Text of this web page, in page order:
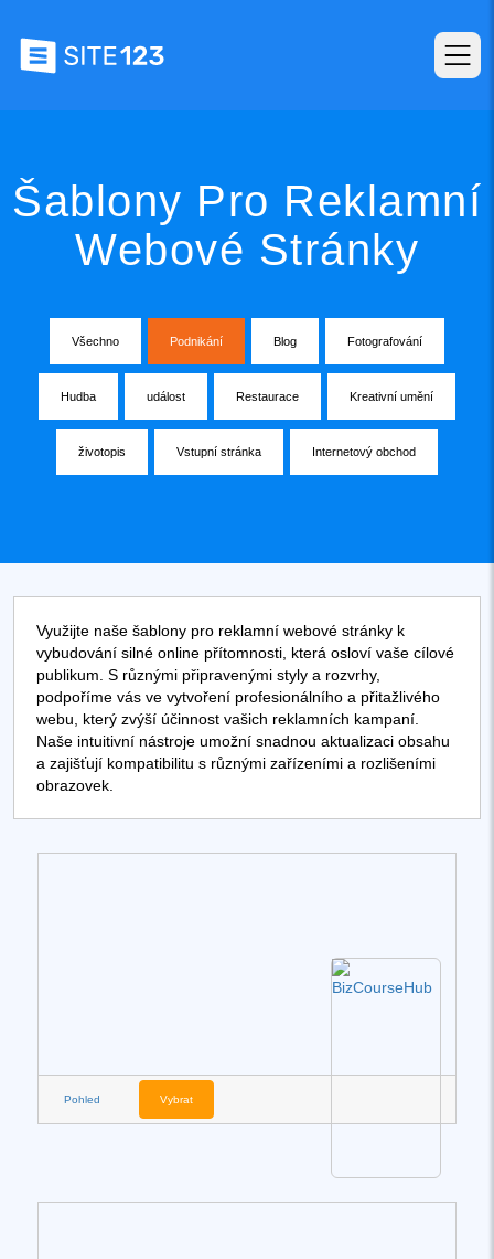
Šablony Pro Reklamní
Webové Stránky
Všechno Podnikání Blog Fotografování
Hudba událost Restaurace Kreativní umění
životopis Vstupní stránka Internetový obchod
Využijte naše šablony pro reklamní webové stránky k
vybudování silné online přítomnosti, která osloví vaše cílové
publikum. S různými připravenými styly a rozvrhy,
podpoříme vás ve vytvoření profesionálního a přitažlivého
webu, který zvýší účinnost vašich reklamních kampaní.
Naše intuitivní nástroje umožní snadnou aktualizaci obsahu
a zajišťují kompatibilitu s různými zařízeními a rozlišeními
obrazovek.
Pohled Vybrat